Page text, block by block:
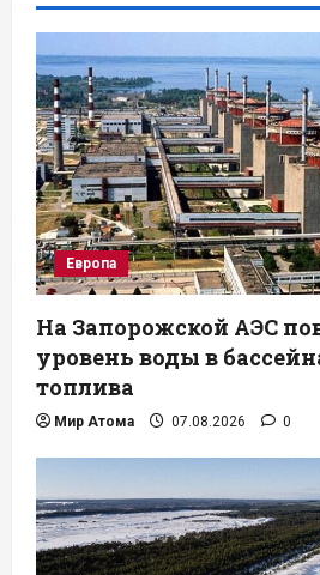
Европа
На Запорожской АЭС
уровень воды в
топлива
Мир Атома 07.08.2026 0